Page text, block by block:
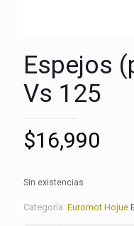
Espejos
Vs 125
$16,990
Sin existencias
Categoría: Euromot Hojue